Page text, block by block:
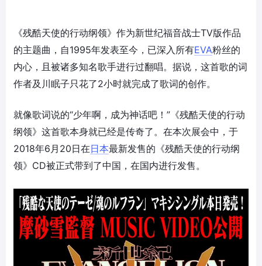
《残酷天使的行动纲领》作为新世纪福音战士TV版作品
的主题曲，自1995年发表至今，已深入所有EVA粉丝的
内心，且被诸多知名歌手进行过翻唱。据说，这首歌的词
作者及川眠子只花了2小时就完成了歌词的创作。
就像歌词说的“少年啊，成为神话吧！”《残酷天使的行动
纲领》这首歌本身就已经是传奇了。在本次展会中，于
2018年6月20日在日本最新发售的《残酷天使的行动纲
领》CD被正式带到了中国，在国内进行发售。